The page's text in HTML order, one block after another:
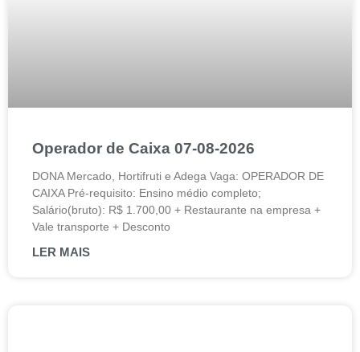
Operador de Caixa 07-08-2026
DONA Mercado, Hortifruti e Adega Vaga: OPERADOR DE
CAIXA Pré-requisito: Ensino médio completo;
Salário(bruto): R$ 1.700,00 + Restaurante na empresa +
Vale transporte + Desconto
LER MAIS